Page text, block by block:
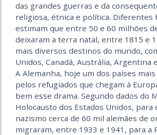
das grandes guerras e da
religiosa, étnica e política. Diferentes
estimam que entre 50 e 60 milhões
deixaram a terra natal, entre 1815 e
mais diversos destinos do mundo,
Unidos, Canadá, Austrália, Argentina
A Alemanha, hoje um dos países
pelos refugiados que chegam à
bem esse drama. Segundo dados do
Holocausto dos Estados Unidos, para
nazismo cerca de 60 mil alemães de
migraram, entre 1933 e 1941, para a